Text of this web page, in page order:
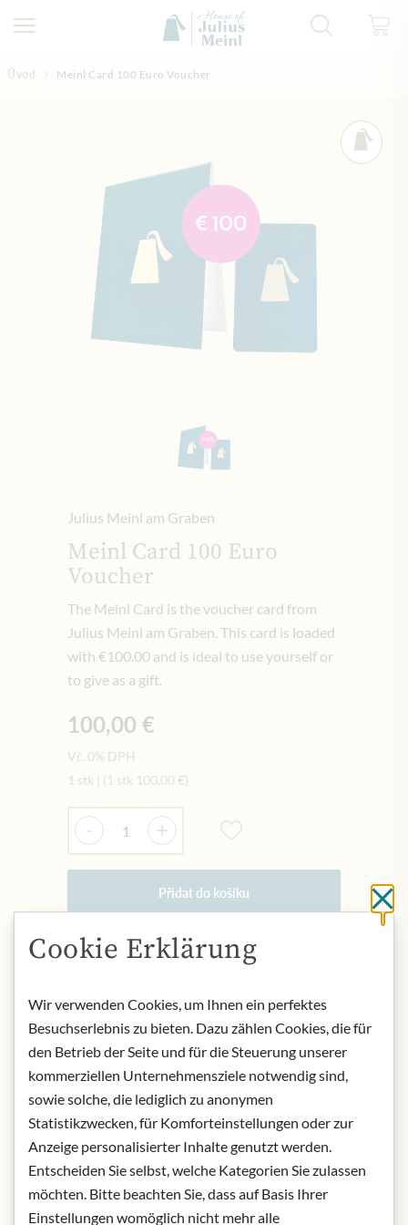
Úvod Meinl Card 100 Euro Voucher
Julius Meinl am Graben
Meinl Card 100 Euro
Voucher
The Meinl Card is the voucher card from
Julius Meinl am Graben. This card is loaded
with €100.00 and is ideal to use yourself or
to give as a gift.
100,00 €
Vč. 0% DPH
1 stk
(1 stk 100,00 €)
Množství
- +
Přidat do košíku
POPIS
You can load the Meinl Card with any
yourself. You can use the Meinl Card
to pay in our shop, online shop and
Meinl's café.
If you would like to top up the Meinl
Cookie Erklärung
Wir verwenden Cookies, um Ihnen ein perfektes
Besuchserlebnis zu bieten. Dazu zählen Cookies, die für
den Betrieb der Seite und für die Steuerung unserer
kommerziellen Unternehmensziele notwendig sind,
sowie solche, die lediglich zu anonymen
Statistikzwecken, für Komforteinstellungen oder zur
Anzeige personalisierter Inhalte genutzt werden.
Entscheiden Sie selbst, welche Kategorien Sie zulassen
möchten. Bitte beachten Sie, dass auf Basis Ihrer
Einstellungen womöglich nicht mehr alle